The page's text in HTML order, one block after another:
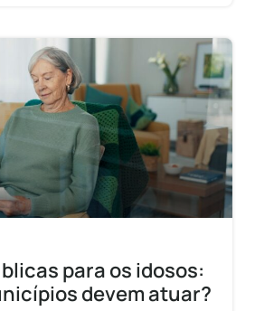
para os idosos:
devem atuar?